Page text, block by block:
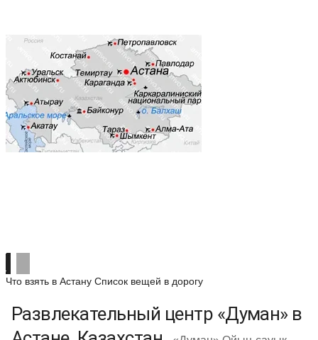
Что взять в Астану Список вещей в дорогу
Развлекательный центр «Думан» в